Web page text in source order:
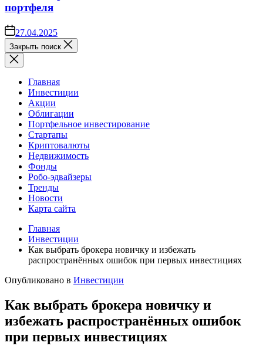
портфеля
27.04.2025
Закрыть поиск
Главная
Инвестиции
Акции
Облигации
Портфельное инвестирование
Стартапы
Криптовалюты
Недвижимость
Фонды
Робо-эдвайзеры
Тренды
Новости
Карта сайта
Главная
Инвестиции
Как выбрать брокера новичку и избежать
распространённых ошибок при первых инвестициях
Опубликовано в Инвестиции
Как выбрать брокера новичку и
избежать распространённых ошибок
при первых инвестициях